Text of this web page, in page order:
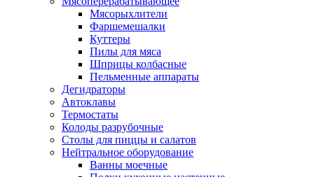
Мясорыхлители
Фаршемешалки
Куттеры
Пилы для мяса
Шприцы колбасные
Пельменные аппараты
Дегидраторы
Автоклавы
Термостаты
Колоды разрубочные
Столы для пиццы и салатов
Нейтральное оборудование
Ванны моечные